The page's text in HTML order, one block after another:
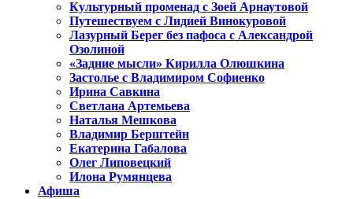
Культурный променад с Зоей Арнаутовой
Путешествуем с Лидией Винокуровой
Лазурный Берег без пафоса с Александрой
Озолиной
«Задние мысли» Кирилла Олюшкина
Застолье с Владимиром Софиенко
Ирина Савкина
Светлана Артемьева
Наталья Мешкова
Владимир Берштейн
Екатерина Габалова
Олег Липовецкий
Илона Румянцева
Афиша